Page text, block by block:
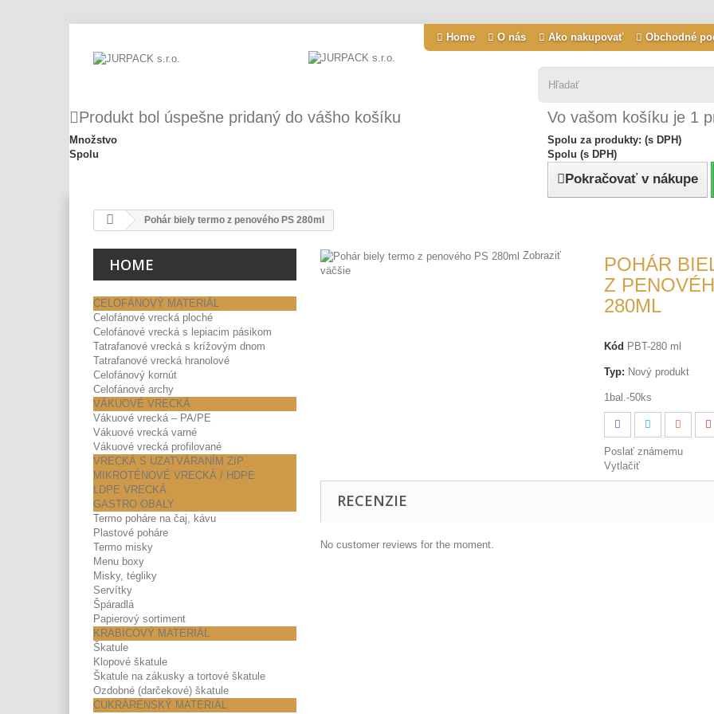
Home O nás Ako nakupovať Obchodné
Produkt bol úspešne pridaný do vášho košíku
Množstvo
Spolu
Vo vašom košíku je 1
Spolu za produkty: (s DPH)
Spolu (s DPH)
Pokračovať v nákupe
Pohár biely termo z penového PS 280ml
HOME
CELOFÁNOVÝ MATERIÁL
Celofánové vrecká ploché
Celofánové vrecká s lepiacim pásikom
Tatrafanové vrecká s krížovým dnom
Tatrafanové vrecká hranolové
Celofánový kornút
Celofánové archy
VÁKUOVÉ VRECKÁ
Vákuové vrecká – PA/PE
Vákuové vrecká varné
Vákuové vrecká profilované
VRECKÁ S UZATVÁRANÍM ZIP
MIKROTÉNOVÉ VRECKÁ / HDPE
LDPE VRECKÁ
GASTRO OBALY
Termo poháre na čaj, kávu
Plastové poháre
Termo misky
Menu boxy
Misky, tégliky
Servítky
Špáradlá
Papierový sortiment
KRABICOVÝ MATERIÁL
Škatule
Klopové škatule
Škatule na zákusky a tortové škatule
Ozdobné (darčekové) škatule
CUKRÁRENSKÝ MATERIÁL
Zobraziť
väčšie
POHÁR
Z
280ML
Kód PBT-280 ml
Typ: Nový produkt
1bal.-50ks
Poslať známemu
Vytlačiť
RECENZIE
No customer reviews for the moment.